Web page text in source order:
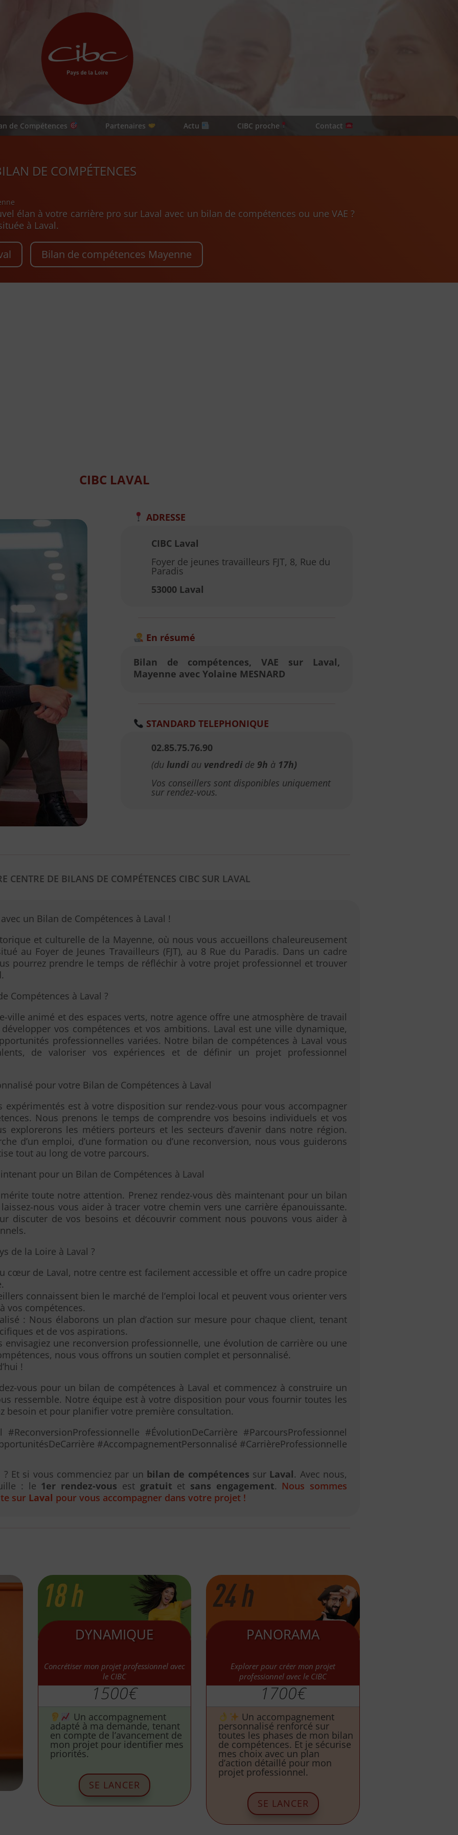
de Compétences Partenaires Actu CIBC proche Contact
DE COMPÉTENCES
élan à votre carrière pro sur Laval avec un bilan de compétences ou une VAE ?
à Laval.
Bilan de compétences Mayenne
CIBC LAVAL
ADRESSE
CIBC Laval
Foyer de jeunes travailleurs FJT, 8, Rue du
Paradis
53000 Laval
En résumé
Bilan de compétences, VAE sur Laval,
Mayenne avec Yolaine MESNARD
STANDARD TELEPHONIQUE
02.85.75.76.90
(du lundiau vendredide 9h à 17h)
Vos conseillers sont disponibles uniquement
sur rendez-vous.
CENTRE DE BILANS DE COMPÉTENCES CIBC SUR LAVAL
un Bilan de Compétences à Laval !
et culturelle de la Mayenne, où nous vous accueillons chaleureusement
au Foyer de Jeunes Travailleurs (FJT), au 8 Rue du Paradis. Dans un cadre
pourrez prendre le temps de réfléchir à votre projet professionnel et trouver
Compétences à Laval ?
ville animé et des espaces verts, notre agence offre une atmosphère de travail
vos compétences et vos ambitions. Laval est une ville dynamique,
professionnelles variées. Notre bilan de compétences à Laval vous
de valoriser vos expériences et de définir un projet professionnel
pour votre Bilan de Compétences à Laval
expérimentés est à votre disposition sur rendez-vous pour vous accompagner
Nous prenons le temps de comprendre vos besoins individuels et vos
explorerons les métiers porteurs et les secteurs d’avenir dans notre région.
d’un emploi, d’une formation ou d’une reconversion, nous vous guiderons
tout au long de votre parcours.
pour un Bilan de Compétences à Laval
toute notre attention. Prenez rendez-vous dès maintenant pour un bilan
nous vous aider à tracer votre chemin vers une carrière épanouissante.
discuter de vos besoins et découvrir comment nous pouvons vous aider à
de la Loire à Laval ?
cœur de Laval, notre centre est facilement accessible et offre un cadre propice
connaissent bien le marché de l’emploi local et peuvent vous orienter vers
vos compétences.
: Nous élaborons un plan d’action sur mesure pour chaque client, tenant
et de vos aspirations.
envisagiez une reconversion professionnelle, une évolution de carrière ou une
nous vous offrons un soutien complet et personnalisé.
!
vous pour un bilan de compétences à Laval et commencez à construire un
ressemble. Notre équipe est à votre disposition pour vous fournir toutes les
besoin et pour planifier votre première consultation.
#ReconversionProfessionnelle #ÉvolutionDeCarrière #ParcoursProfessionnel
#AccompagnementPersonnalisé #CarrièreProfessionnelle
Et si vous commenciez par un bilan de compétences sur Laval. Avec nous,
: le 1er rendez-vous estgratuit et sans engagement. Nous sommes
sur Laval pour vous accompagner dans votre projet !
DYNAMIQUE
Concrétiser mon projet professionnel avec
le CIBC
1500€
Un accompagnement
adapté à ma demande, tenant
en compte de l’avancement de
mon projet pour identifier mes
priorités.
SE LANCER
PANORAMA
Explorer pour créer mon projet
professionnel avec le CIBC
1700€
Un accompagnement
personnalisé renforcé sur
toutes les phases de mon bilan
de compétences. Et je sécurise
mes choix avec un plan
d’action détaillé pour mon
projet professionnel.
SE LANCER